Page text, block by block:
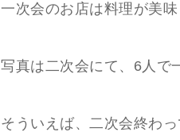
一次会のお店は料理が美
写真は二次会にて、6人で
そういえば、二次会終わ